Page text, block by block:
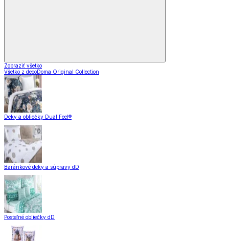
Zobraziť všetko
Všetko z decoDoma Original Collection
Deky a obliečky Dual Feel®
Baránkové deky a súpravy dD
Posteľné obliečky dD